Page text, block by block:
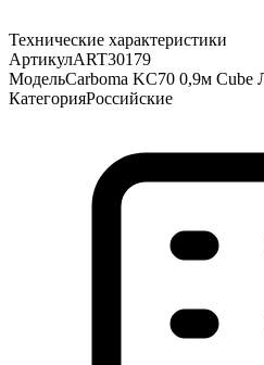
Технические характеристики
АртикулART30179
МодельCarboma KC70 0,9м Cube
КатегорияРоссийские